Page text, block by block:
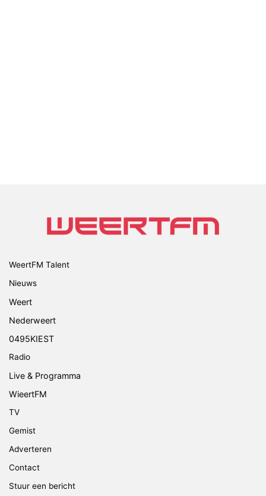
WeertFM Talent
Nieuws
Weert
Nederweert
0495KIEST
Radio
Live & Programma
WieertFM
TV
Gemist
Adverteren
Contact
Stuur een bericht